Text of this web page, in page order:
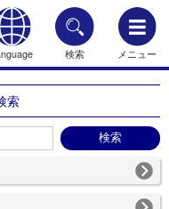
検索 メニュー
索